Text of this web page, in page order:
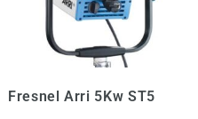
Fresnel Arri 5Kw ST5